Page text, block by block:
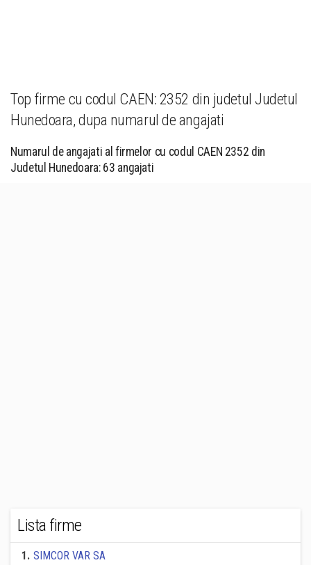
Top firme cu codul CAEN: 2352 din judetul Judetul
Hunedoara, dupa numarul de angajati
Numarul de angajati al firmelor cu codul CAEN 2352 din
Judetul Hunedoara: 63 angajati
Lista firme
1. SIMCOR VAR SA